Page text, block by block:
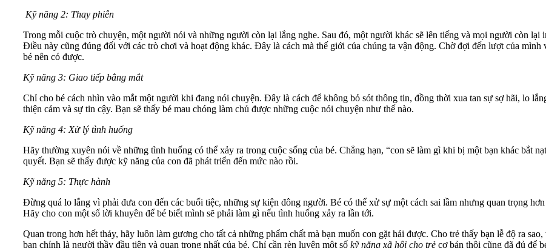
Kỹ năng 2: Thay phiên
Trong mỗi cuộc trò chuyện, một người nói và những người còn lại lắng nghe. Sau đó, một người khác sẽ lên tiếng và mọi người còn lại
Điều này cũng đúng đối với các trò chơi và hoạt động khác. Đây là cách mà thế giới của chúng ta vận động. Chờ đợi đến lượt của
bé nên có được.
Kỹ năng 3: Giao tiếp bằng mắt
Chỉ cho bé cách nhìn vào mắt một người khi đang nói chuyện. Đây là cách để không bỏ sót thông tin, đồng thời xua tan sự sợ hãi, lo
thiện cảm và sự tin cậy. Bạn sẽ thấy bé mau chóng làm chủ được những cuộc nói chuyện như thế nào.
Kỹ năng 4: Xử lý tình huống
Hãy thường xuyên nói về những tình huống có thể xảy ra trong cuộc sống của bé. Chẳng hạn, “con sẽ làm gì khi bị một bạn khác bắt
quyết. Bạn sẽ thấy được kỹ năng của con đã phát triển đến mức nào rồi.
Kỹ năng 5: Thực hành
Đừng quá lo lắng vì phải đưa con đến các buổi tiệc, những sự kiện đông người. Bé có thể xử sự một cách sai lầm nhưng quan trọng
Hãy cho con một số lời khuyên để bé biết mình sẽ phải làm gì nếu tình huống xảy ra lần tới.
Quan trong hơn hết thảy, hãy luôn làm gương cho tất cả những phẩm chất mà bạn muốn con gặt hái được. Cho trẻ thấy bạn lễ độ ra
bạn chính là người thầy đầu tiên và quan trọng nhất của bé. Chỉ cần rèn luyện một số kỹ năng xã hội cho trẻ cơ bản thôi cũng đã đủ để